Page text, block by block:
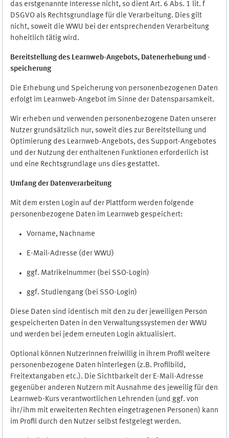
das erstgenannte Interesse nicht, so dient Art. 6 Abs. 1 lit. f
DSGVO als Rechtsgrundlage für die Verarbeitung. Dies gilt
nicht, soweit die WWU bei der entsprechenden Verarbeitung
hoheitlich tätig wird.
Bereitstellung des Learnweb-Angebots, Datenerhebung und -
speicherung
Die Erhebung und Speicherung von personenbezogenen Daten
erfolgt im Learnweb-Angebot im Sinne der Datensparsamkeit.
Wir erheben und verwenden personenbezogene Daten unserer
Nutzer grundsätzlich nur, soweit dies zur Bereitstellung und
Optimierung des Learnweb-Angebots, des Support-Angebotes
und der Nutzung der enthaltenen Funktionen erforderlich ist
und eine Rechtsgrundlage uns dies gestattet.
Umfang der Datenverarbeitung
Mit dem ersten Login auf der Plattform werden folgende
personenbezogene Daten im Learnweb gespeichert:
Vorname, Nachname
E-Mail-Adresse (der WWU)
ggf. Matrikelnummer (bei SSO-Login)
ggf. Studiengang (bei SSO-Login)
Diese Daten sind identisch mit den zu der jeweiligen Person
gespeicherten Daten in den Verwaltungssystemen der WWU
und werden bei jedem erneuten Login aktualisiert.
Optional können NutzerInnen freiwillig in ihrem Profil weitere
personenbezogene Daten hinterlegen (z.B. Profilbild,
Freitextangaben etc.). Die Sichtbarkeit der E-Mail-Adresse
gegenüber anderen Nutzern mit Ausnahme des jeweilig für den
Learnweb-Kurs verantwortlichen Lehrenden (und ggf. von
ihr/ihm mit erweiterten Rechten eingetragenen Personen) kann
im Profil durch den Nutzer selbst festgelegt werden.